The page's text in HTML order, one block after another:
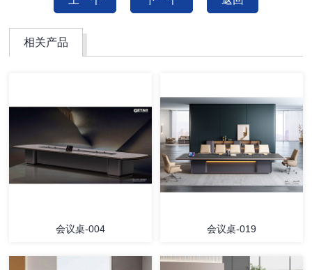
相关产品
会议桌-004 会议桌-019